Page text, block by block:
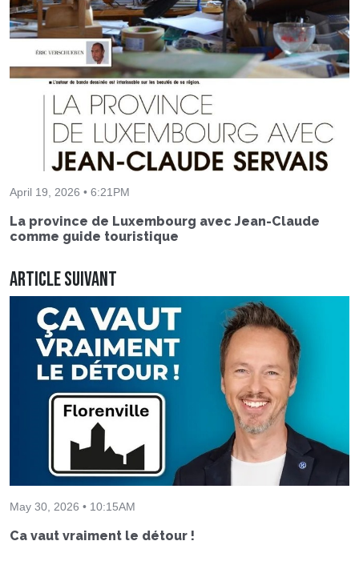
April 19, 2026 • 6:21PM
La province de Luxembourg avec Jean-Claude
comme guide touristique
Article suivant
May 30, 2026 • 10:15AM
Ca vaut vraiment le détour !